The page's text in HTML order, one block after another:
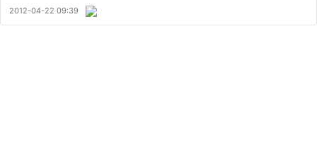
ずっと『あー、テニスしてぇ』と思いながらこの動画を見てまし
た。…
2012-04-22 09:39